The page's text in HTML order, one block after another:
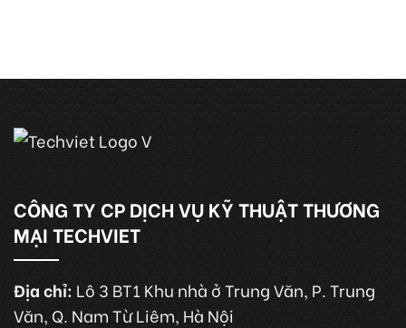
CÔNG TY CP DỊCH VỤ KỸ THUẬT THƯƠNG
MẠI TECHVIET
Địa chỉ: Lô 3 BT1 Khu nhà ở Trung Văn, P. Trung
Văn, Q. Nam Từ Liêm, Hà Nội